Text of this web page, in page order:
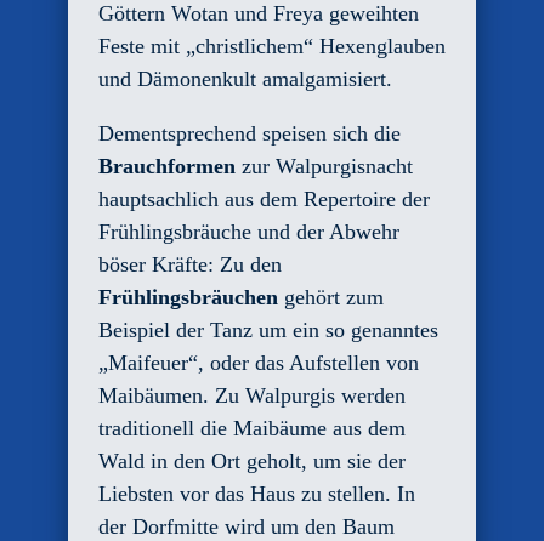
Göttern Wotan und Freya geweihten
Feste mit „christlichem“ Hexenglauben
und Dämonenkult amalgamisiert.
Dementsprechend speisen sich die
Brauchformen zur Walpurgisnacht
hauptsachlich aus dem Repertoire der
Frühlingsbräuche und der Abwehr
böser Kräfte: Zu den
Frühlingsbräuchen gehört zum
Beispiel der Tanz um ein so genanntes
„Maifeuer“, oder das Aufstellen von
Maibäumen. Zu Walpurgis werden
traditionell die Maibäume aus dem
Wald in den Ort geholt, um sie der
Liebsten vor das Haus zu stellen. In
der Dorfmitte wird um den Baum